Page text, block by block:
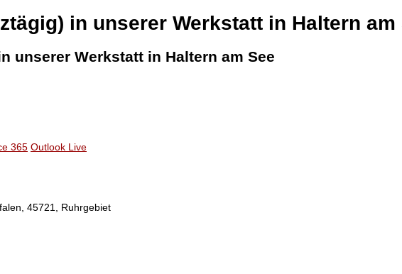
in unserer Werkstatt in Haltern am
unserer Werkstatt in Haltern am See
365 Outlook Live
45721, Ruhrgebiet